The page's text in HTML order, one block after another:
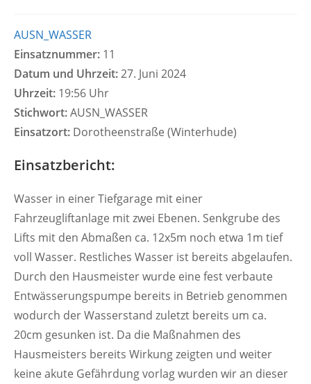
AUSN_WASSER
Einsatznummer: 11
Datum und Uhrzeit:27. Juni 2024
Uhrzeit: 19:56 Uhr
Stichwort:AUSN_WASSER
Einsatzort: Dorotheenstraße (Winterhude)
Einsatzbericht:
Wasser in einer Tiefgarage mit einer
Fahrzeugliftanlage mit zwei Ebenen. Senkgrube des
Lifts mit den Abmaßen ca. 12x5m noch etwa 1m tief
voll Wasser. Restliches Wasser ist bereits abgelaufen.
Durch den Hausmeister wurde eine fest verbaute
Entwässerungspumpe bereits in Betrieb genommen
wodurch der Wasserstand zuletzt bereits um ca.
20cm gesunken ist. Da die Maßnahmen des
Hausmeisters bereits Wirkung zeigten und weiter
keine akute Gefährdung vorlag wurden wir an dieser